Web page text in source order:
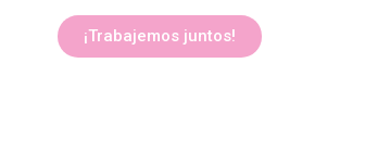
¡Trabajemos juntos!